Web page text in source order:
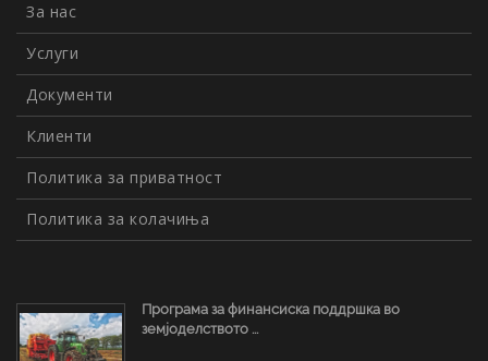
За нас
Услуги
Документи
Клиенти
Политика за приватност
Политика за колачиња
Програма за финансиска поддршка во
земјоделството ...